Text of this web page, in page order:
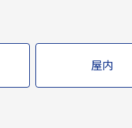
屋内